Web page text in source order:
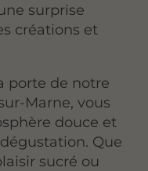
surprise
créations et
porte de notre
Marne, vous
douce et
Que
sucré ou